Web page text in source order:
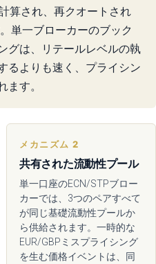
算され、再クオートされ
単一ブローカーのブック
グは、リテールレベルの執
るよりも速く、プライシン
ます。
メカニズム 2
共有された流動性プール
単一口座のECN/STPブロー
カーでは、3つのペアすべて
が同じ基礎流動性プールか
ら供給されます。一時的な
EUR/GBPミスプライシング
を生む価格イベントは、同